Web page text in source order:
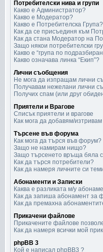
Потребителски нива и групи
Какво е Администратор?
Какво е Модератор?
Какво е Потребителска Група?
Как да се присъединя към
Как да стана Модератор на
Защо някои потребителски
Какво е “група по
Какво означава линка “Екип”?
Лични съобщения
Не мога да изпращам лични
Получавам нежелани лични
Получих спам (или друг
Приятели и Врагове
Списък приятели и врагове
Как мога да добавям/
Търсене във форума
Как мога да търся във форум?
Защо не намирам нищо?
Защо търсенето връща бяла
Как да търся потребители?
Как да намеря личните си
Абонаменти и Записки
Каква е разликата м/у
Как да запиша абонамент за
Как да премахна
Прикачени файлове
Прикачените файлове
Как да намеря всички мой
phpBB 3
Кой е написал phpBB3 ?